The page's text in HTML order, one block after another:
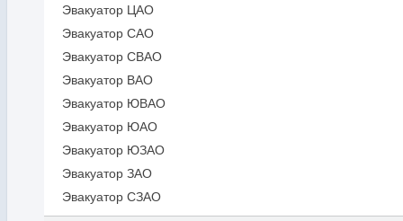
Эвакуатор ЦАО
Эвакуатор САО
Эвакуатор СВАО
Эвакуатор ВАО
Эвакуатор ЮВАО
Эвакуатор ЮАО
Эвакуатор ЮЗАО
Эвакуатор ЗАО
Эвакуатор СЗАО